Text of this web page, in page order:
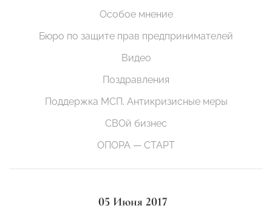
Особое мнение
Бюро по защите прав предпринимателей
Видео
Поздравления
Поддержка МСП. Антикризисные меры
СВОй бизнес
ОПОРА — СТАРТ
05 Июня 2017